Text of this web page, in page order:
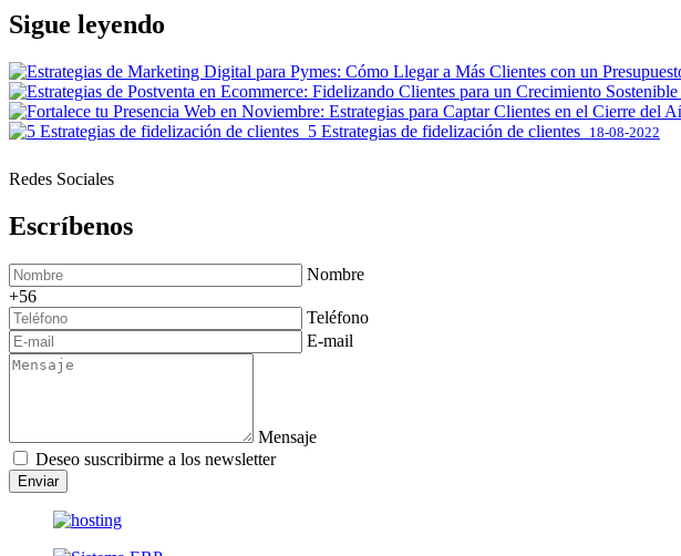
Sigue leyendo
5 Estrategias de fidelización de clientes 18-08-2022
Redes Sociales
Escríbenos
Nombre
+56
Teléfono
E-mail
Mensaje
Deseo suscribirme a los newsletter
Enviar